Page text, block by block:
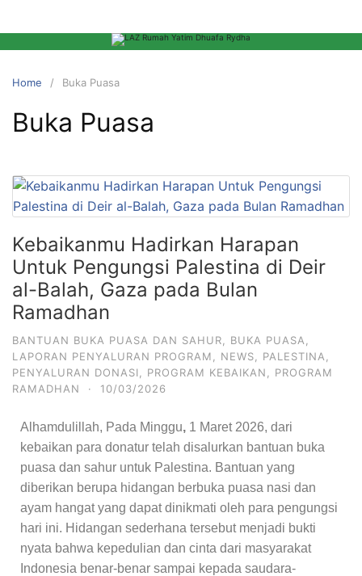
Home Buka Puasa
Buka Puasa
Kebaikanmu Hadirkan Harapan
Untuk Pengungsi Palestina di Deir
al-Balah, Gaza pada Bulan
Ramadhan
BANTUAN BUKA PUASA DAN SAHUR BUKA PUASA
LAPORAN PENYALURAN PROGRAM
NEWS PALESTINA
PENYALURAN DONASI
PROGRAM KEBAIKAN
PROGRAM
RAMADHAN
· 10/03/2026
Alhamdulillah, Pada Minggu, 1 Maret 2026, dari
kebaikan para donatur telah disalurkan bantuan buka
puasa dan sahur untuk Palestina. Bantuan yang
diberikan berupa hidangan berbuka puasa nasi dan
ayam hangat yang dapat dinikmati oleh para pengungsi
hari ini. Hidangan sederhana tersebut menjadi bukti
nyata bahwa kepedulian dan cinta dari masyarakat
Indonesia benar-benar sampai kepada saudara-